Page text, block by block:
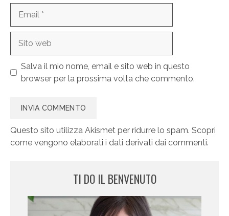
web
Salva il mio nome, email e sito web in questo
browser per la prossima volta che commento.
Questo sito utilizza Akismet per ridurre lo spam. Scopri
come vengono elaborati i dati derivati dai commenti.
TI DO IL BENVENUTO